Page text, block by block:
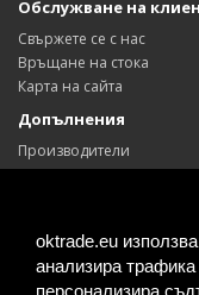
oktrade.eu
анализира
Обслужване на
Свържете се с нас
Връщане на стока
Карта на сайта
Допълнения
Производители
Ваучери
Моят профил